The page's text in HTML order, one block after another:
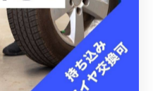
の後、ホイールナットを
ち上げてタイヤを外しま
しい位置に装着し、ナッ